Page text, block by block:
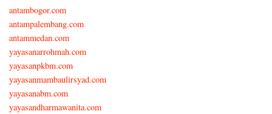
antambogor.com
antampalembang.com
antammedan.com
yayasanarrohmah.com
yayasanpkbm.com
yayasanmambaulirsyad.com
yayasanabm.com
yayasandharmawanita.com